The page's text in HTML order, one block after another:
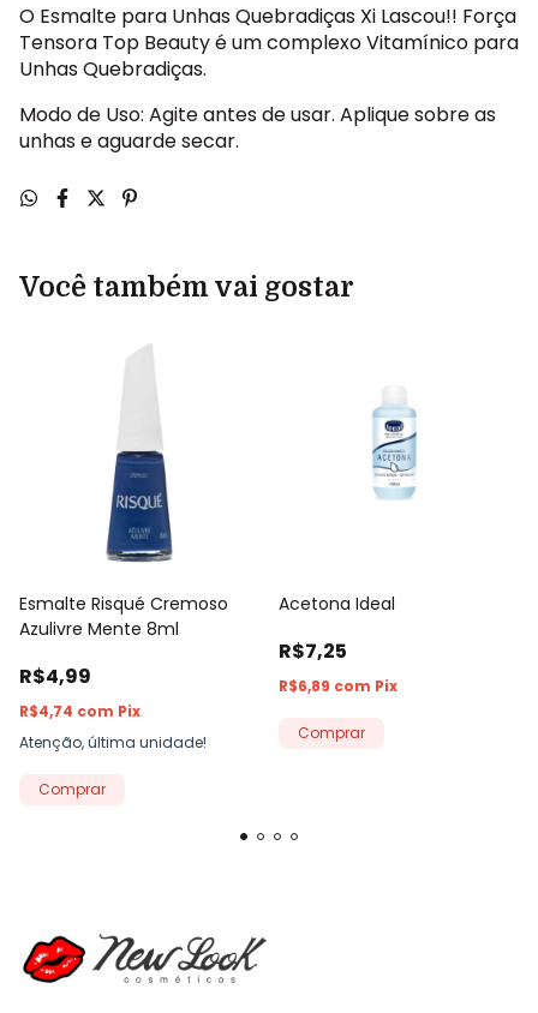
O Esmalte para Unhas Quebradiças Xi Lascou!! Força
Tensora Top Beauty é um complexo Vitamínico para
Unhas Quebradiças.
Modo de Uso: Agite antes de usar. Aplique sobre as
unhas e aguarde secar.
Você também vai gostar
Esmalte Risqué Cremoso
Azulivre Mente 8ml
R$4,99
R$4,74 com Pix
Atenção, última unidade!
Acetona Ideal
R$7,25
R$6,89 com Pix
Comprar